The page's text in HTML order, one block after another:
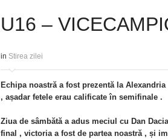
U16 –
in Stirea zilei
Echipa noastră a fost prezentă la
, așadar fetele erau calificate în semifinale .
Ziua de sâmbătă a adus meciul cu Dan
final , victoria a fost de partea noastră , și